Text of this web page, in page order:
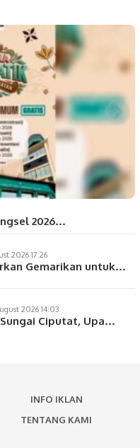
2026…
2026 17:26
Gemarikan untuk…
2026 14:03
Ciputat, Upa…
INFO IKLAN
TENTANG KAMI